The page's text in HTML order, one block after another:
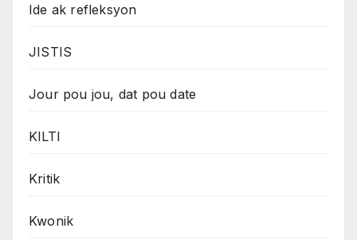
Ide ak refleksyon
JISTIS
Jour pou jou, dat pou date
KILTI
Kritik
Kwonik